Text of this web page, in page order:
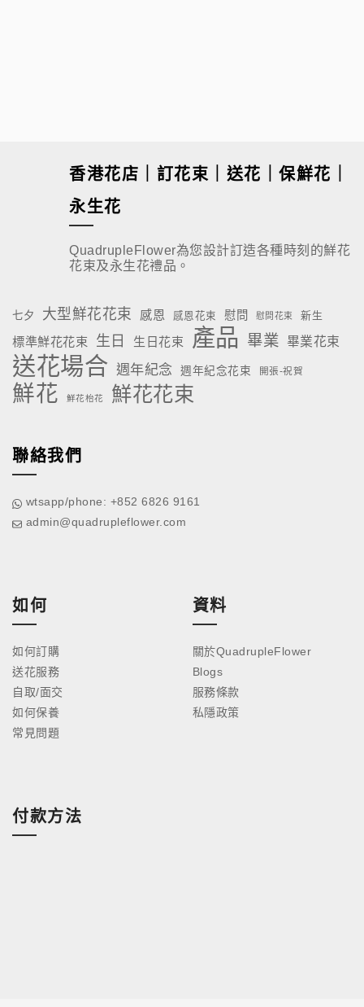
香港花店｜訂花束｜送花｜保鮮花｜
永生花
QuadrupleFlower為您設計訂造各種時刻的鮮花
花束及永生花禮品。
七夕 大型鮮花花束 感恩 感恩花束 慰問 慰問花束 新生
標準鮮花花束 生日 生日花束 產品 畢業 畢業花束
送花場合 週年紀念 週年紀念花束 開張-祝賀
鮮花 鮮花枱花 鮮花花束
聯絡我們
wtsapp/phone: +852 6826 9161
admin@quadrupleflower.com
如何
如何訂購
送花服務
自取/面交
如何保養
常見問題
資料
關於QuadrupleFlower
Blogs
服務條款
私隱政策
付款方法